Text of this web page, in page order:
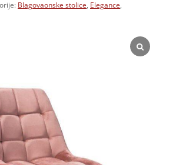
Blagovaonske stolice, Elegance,